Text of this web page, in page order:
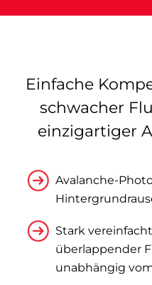
Einfache
schwacher
einzigartiger
Avalanche-
Stark
überlappender
unabhängig vom